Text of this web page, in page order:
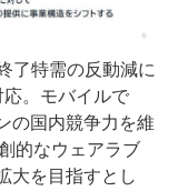
了特需の反動減に
。モバイルで
の国内競争力を維
的なウェアラブ
大を目指すとし